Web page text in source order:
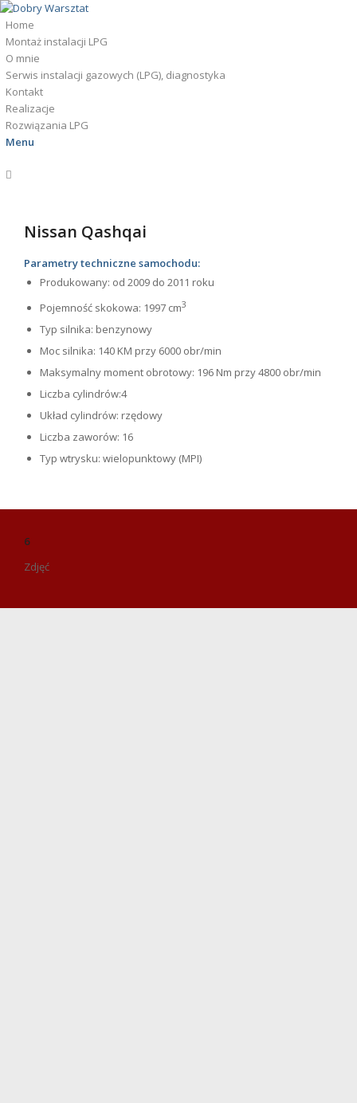
Home
Montaż instalacji LPG
O mnie
Serwis instalacji gazowych (LPG), diagnostyka
Kontakt
Realizacje
Rozwiązania LPG
Menu
Nissan Qashqai
Parametry techniczne samochodu:
Produkowany: od 2009 do 2011 roku
Pojemność skokowa: 1997 cm3
Typ silnika: benzynowy
Moc silnika: 140 KM przy 6000 obr/min
Maksymalny moment obrotowy: 196 Nm przy 4800 obr/min
Liczba cylindrów:4
Układ cylindrów: rzędowy
Liczba zaworów: 16
Typ wtrysku: wielopunktowy (MPI)
6
Zdjęć